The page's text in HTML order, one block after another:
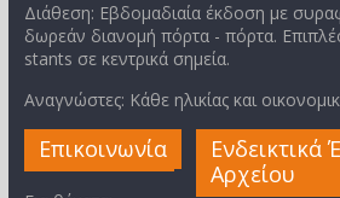
Διάθεση: Εβδομαδιαία έκδοση με
δωρεάν διανομή πόρτα - πόρτα.
stants σε κεντρικά σημεία.
Αναγνώστες: Κάθε ηλικίας και
Επικοινωνία
Ενδεικτικά
Αρχείου